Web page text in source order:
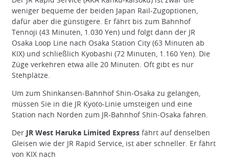
weniger bequeme der beiden Japan Rail-Zugoptionen,
dafür aber die günstigere. Er fährt bis zum Bahnhof
Tennoji (43 Minuten, 1.030 Yen) und folgt dann der JR
Osaka Loop Line nach Osaka Station City (63 Minuten ab
KIX) und schließlich Kyobashi (72 Minuten, 1.160 Yen). Die
Züge verkehren etwa alle 20 Minuten. Oft gibt es nur
Stehplätze.
Um zum Shinkansen-Bahnhof Shin-Osaka zu gelangen,
müssen Sie in die JR Kyoto-Linie umsteigen und eine
Station nach Norden zum JR-Bahnhof Shin-Osaka fahren.
Der JR West Haruka Limited Express fährt auf denselben
Gleisen wie der JR Rapid Service, ist aber schneller. Er fährt
von KIX nach